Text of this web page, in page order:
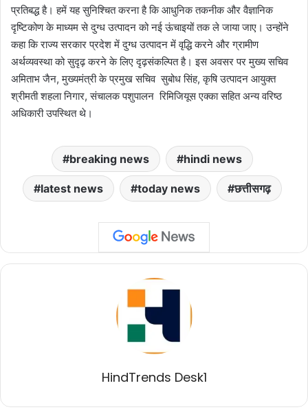
प्रतिबद्ध है। हमें यह सुनिश्चित करना है कि आधुनिक तकनीक और वैज्ञानिक
दृष्टिकोण के माध्यम से दुग्ध उत्पादन को नई ऊंचाइयों तक ले जाया जाए। उन्होंने
कहा कि राज्य सरकार प्रदेश में दुग्ध उत्पादन में वृद्धि करने और ग्रामीण
अर्थव्यवस्था को सुदृढ़ करने के लिए दृढ़संकल्पित है। इस अवसर पर मुख्य सचिव
अमिताभ जैन, मुख्यमंत्री के प्रमुख सचिव सुबोध सिंह, कृषि उत्पादन आयुक्त
श्रीमती शहला निगार, संचालक पशुपालन रिमिजियूस एक्का सहित अन्य वरिष्ठ
अधिकारी उपस्थित थे।
breaking news hindi news
latest news today news छत्तीसगढ़
HindTrends Desk1